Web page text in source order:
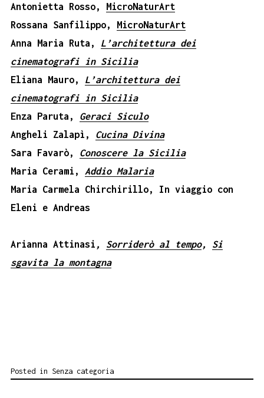
Antonietta Rosso, MicroNaturArt
Rossana Sanfilippo, MicroNaturArt
Anna Maria Ruta, L’architettura dei
cinematografi in Sicilia
Eliana Mauro, L’architettura dei
cinematografi in Sicilia
Enza Paruta, Geraci Siculo
Angheli Zalapì, Cucina Divina
Sara Favarò, Conoscere la Sicilia
Maria Cerami, Addio Malaria
Maria Carmela Chirchirillo, In viaggio con
Eleni e Andreas
Arianna Attinasi , Sorriderò al tempo, Si
sgavita la montagna
Posted in Senza categoria